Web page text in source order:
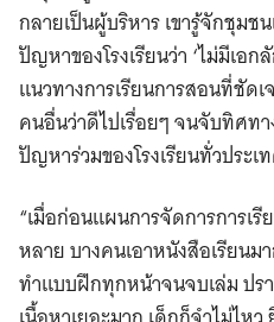
กลายเป็นผู้บริหาร เขารู้จักชุม
ปัญหาของโรงเรียนว่า ‘ไม่มีเอ
แนวทางการเรียนการสอนที่ชัด
คนอื่นว่าดีไปเรื่อยๆ จนจับทิศท
ปัญหาร่วมของโรงเรียนทั่วประเ
“เมื่อก่อนแผนการจัดการการเ
หลาย บางคนเอาหนังสือเรียน
ทำแบบฝึกทุกหน้าจนจบเล่ม ปร